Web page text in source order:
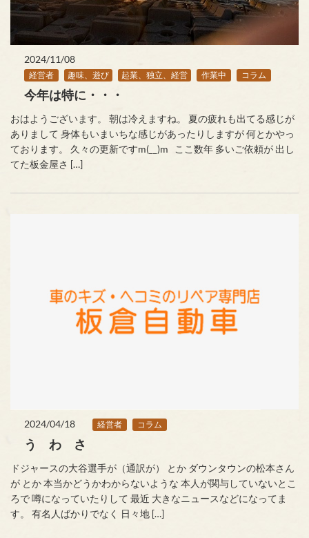
2024/11/08
経営者 趣味、遊び 起業、独立、経営 作業中 コラム
今年は特に・・・
おはようございます。 朝は冷えますね。 夏の疲れも出てる感じが
ありまして 身体もいまいちな感じがあったりしますが 何とかやっ
ております。 久々の更新ですm(__)m ここ数年 多いご依頼が 出し
てた板金屋さ […]
2024/04/18 経営者 コラム
う わ さ
ドジャースの大谷選手が（通訳が） とか ダウンタウンの松本さん
が とか 本当かどうかわからないような 本人が関与していないとこ
ろで 噂になっていたりして 最近 大きなニュースなどになってま
す。 有名人ばかりでなく 日々地 […]